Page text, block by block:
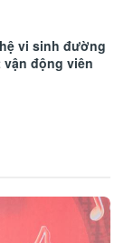
vi sinh đường
động viên